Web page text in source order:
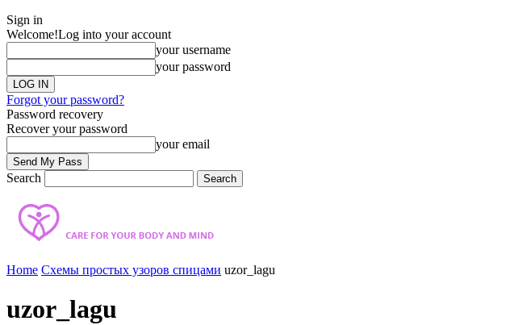
Sign in
Welcome!Log into your account
your username
your password
Forgot your password?
Password recovery
Recover your password
your email
Search
Home Схемы простых узоров спицами uzor_lagu
uzor_lagu